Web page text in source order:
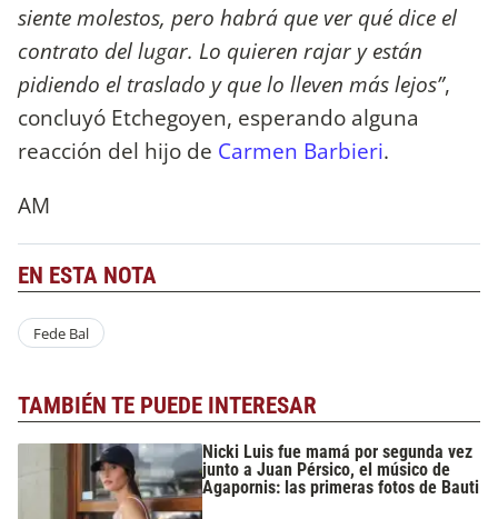
siente molestos, pero habrá que ver qué dice el
contrato del lugar. Lo quieren rajar y están
pidiendo el traslado y que lo lleven más lejos”,
concluyó Etchegoyen, esperando alguna
reacción del hijo de Carmen Barbieri.
AM
EN ESTA NOTA
Fede Bal
TAMBIÉN TE PUEDE INTERESAR
Nicki Luis fue mamá por segunda vez
junto a Juan Pérsico, el músico de
Agapornis: las primeras fotos de Bauti